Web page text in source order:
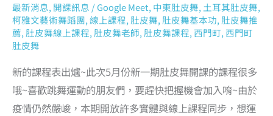
最新消息,開課訊息 /Google Meet,中東肚皮舞,土耳其肚皮舞,
柯雅文藝術舞蹈團,線上課程,肚皮舞,肚皮舞基本功,肚皮舞推
薦,肚皮舞線上課程,肚皮舞老師,肚皮舞課程,西門町,西門町
肚皮舞
新的課程表出爐~此次5月份新一期肚皮舞開課的課程很多
哦~喜歡跳舞運動的朋友們，要趕快把握機會加入唷~由於
疫情仍然嚴峻，本期開放許多實體與線上課程同步，想運